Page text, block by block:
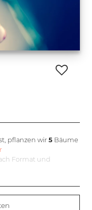
pflanzen wir5 Bäume
Format und